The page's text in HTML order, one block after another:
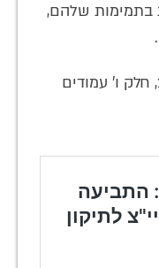
בתמימות שלהם,
חלק ו' עמודים